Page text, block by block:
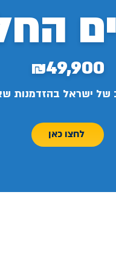
₪49,900
של ישראל בהזדמנות
לחצו כאן